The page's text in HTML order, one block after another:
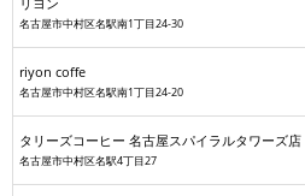
名古屋市中村区名駅南1丁目24-30
riyon coffe
名古屋市中村区名駅南1丁目24-20
タリーズコーヒー 名古屋スパイラルタワーズ店
名古屋市中村区名駅4丁目27
マツモトキヨシ